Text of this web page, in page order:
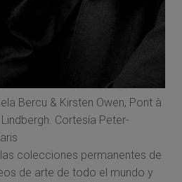
Bercu & Kirsten Owen, Pont à
Cortesía Peter-
colecciones permanentes de
de arte de todo el mundo y